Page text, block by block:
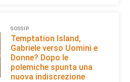
GOSSIP
Temptation Island,
Gabriele verso Uomini e
Donne? Dopo le
polemiche spunta una
nuova indiscrezione